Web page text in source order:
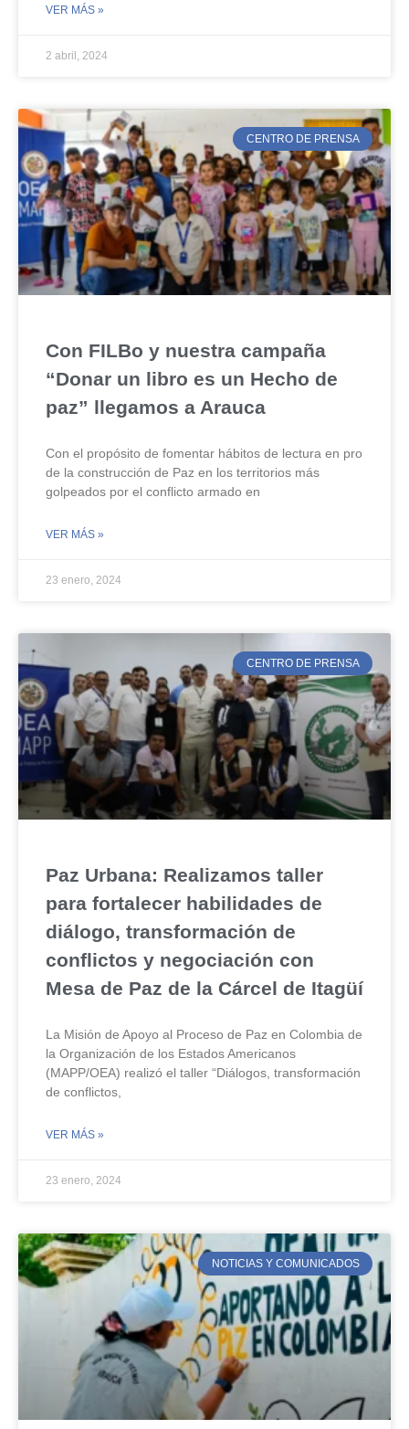
VER MÁS »
2 abril, 2024
CENTRO DE PRENSA
Con FILBo y nuestra campaña
“Donar un libro es un Hecho de
paz” llegamos a Arauca
Con el propósito de fomentar hábitos de lectura en pro
de la construcción de Paz en los territorios más
golpeados por el conflicto armado en
VER MÁS »
23 enero, 2024
CENTRO DE PRENSA
Paz Urbana: Realizamos taller
para fortalecer habilidades de
diálogo, transformación de
conflictos y negociación con
Mesa de Paz de la Cárcel de Itagüí
La Misión de Apoyo al Proceso de Paz en Colombia de
la Organización de los Estados Americanos
(MAPP/OEA) realizó el taller “Diálogos, transformación
de conflictos,
VER MÁS »
23 enero, 2024
NOTICIAS Y COMUNICADOS